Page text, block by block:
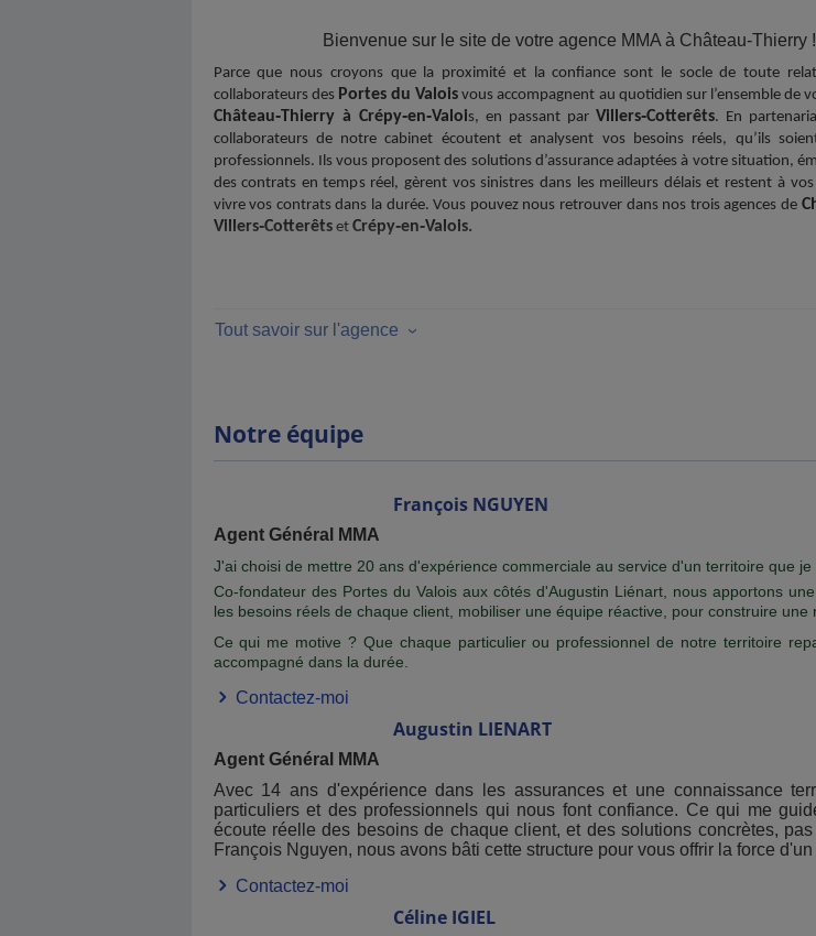
Bienvenue sur le site de votre agence MMA à Château-Thierry !
Parce que nous croyons que la proximité et la confiance sont le socle de toute
collaborateurs des Portes du Valois vous accompagnent au quotidien sur l’ensemble de
Château‑Thierry à Crépy‑en‑Valois, en passant par Villers‑Cotterêts. En
collaborateurs de notre cabinet écoutent et analysent vos besoins réels, qu’ils
professionnels. Ils vous proposent des solutions d’assurance adaptées à votre situation,
des contrats en temps réel, gèrent vos sinistres dans les meilleurs délais et restent à
vivre vos contrats dans la durée. Vous pouvez nous retrouver dans nos trois agences de
Villers‑Cotterêtset Crépy‑en‑Valois.
Tout savoir sur l'agence
Notre équipe
François NGUYEN
Agent Général MMA
J'ai choisi de mettre 20 ans d'expérience commerciale au service d'un territoire que je
Co-fondateur des Portes du Valois aux côtés d'Augustin Liénart, nous apportons
les besoins réels de chaque client, mobiliser une équipe réactive, pour construire une
Ce qui me motive ? Que chaque particulier ou professionnel de notre territoire
accompagné dans la durée.
Contactez-moi
Augustin LIENART
Agent Général MMA
Avec 14 ans d'expérience dans les assurances et une connaissance
particuliers et des professionnels qui nous font confiance. Ce qui me
écoute réelle des besoins de chaque client, et des solutions concrètes,
François Nguyen, nous avons bâti cette structure pour vous offrir la force
Contactez-moi
Céline IGIEL